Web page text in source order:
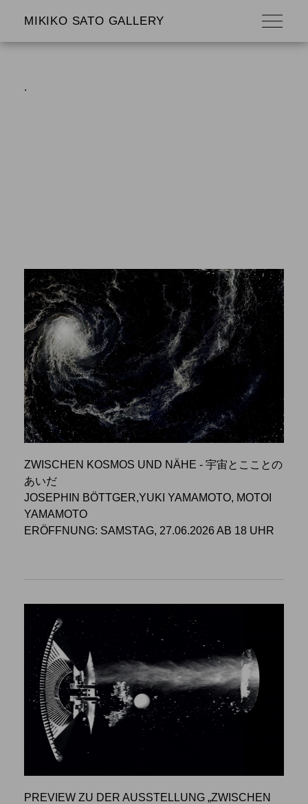
MIKIKO SATO GALLERY
.
ZWISCHEN KOSMOS UND NÄHE - 宇宙とこことの
あいだ
JOSEPHIN BÖTTGER,YUKI YAMAMOTO, MOTOI
YAMAMOTO
ERÖFFNUNG: SAMSTAG, 27.06.2026 AB 18 UHR
PREVIEW ZU DER AUSSTELLUNG „ZWISCHEN